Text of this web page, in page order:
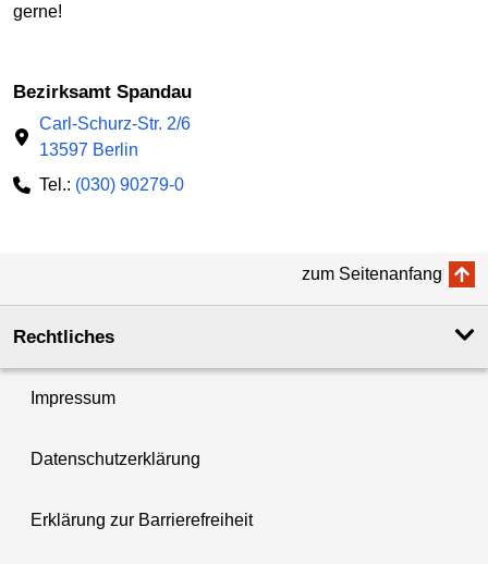
gerne!
Bezirksamt Spandau
Carl-Schurz-Str. 2/6
13597 Berlin
Tel.: (030) 90279-0
zum Seitenanfang
Rechtliches
Impressum
Datenschutzerklärung
Erklärung zur Barrierefreiheit